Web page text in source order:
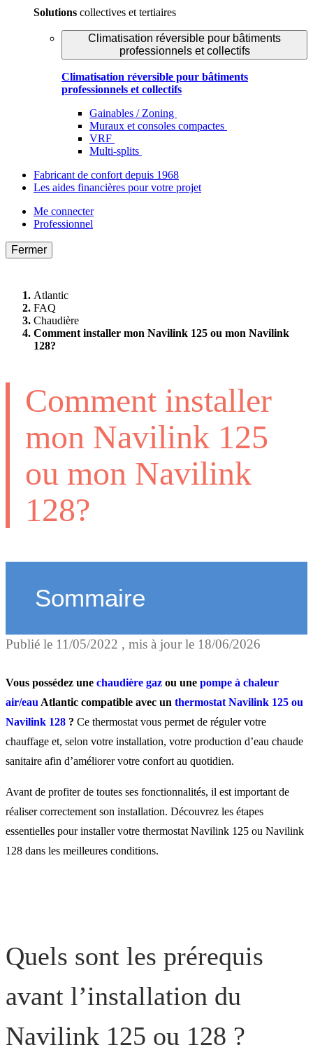
Solutions collectives et tertiaires
Climatisation réversible pour bâtiments
professionnels et collectifs
Climatisation réversible pour bâtiments
professionnels et collectifs
Gainables / Zoning
Muraux et consoles compactes
VRF
Multi-splits
Fabricant de confort depuis 1968
Les aides financières pour votre projet
Me connecter
Professionnel
Fermer
Atlantic
FAQ
Chaudière
Comment installer mon Navilink 125 ou mon Navilink
128?
Comment installer
mon Navilink 125
ou mon Navilink
128?
Sommaire
Quels sont les prérequis
avant l’installation du
Navilink 125 ou 128 ?
Où installer le thermostat
Navilink 125 ou Navilink
128 ?
Comment installer un
Comment effectuer la
service du thermostat
Navilink 125 / 128 ?
Publié le 11/05/2022 , mis à jour le 18/06/2026
Vous possédez une chaudière gaz ou une pompe à chaleur
air/eau Atlantic compatible avec un thermostat Navilink 125 ou
Navilink 128 ? Ce thermostat vous permet de réguler votre
chauffage et, selon votre installation, votre production d’eau chaude
sanitaire afin d’améliorer votre confort au quotidien.
Avant de profiter de toutes ses fonctionnalités, il est important de
réaliser correctement son installation. Découvrez les étapes
essentielles pour installer votre thermostat Navilink 125 ou Navilink
128 dans les meilleures conditions.
Quels sont les prérequis
avant l’installation du
Navilink 125 ou 128 ?